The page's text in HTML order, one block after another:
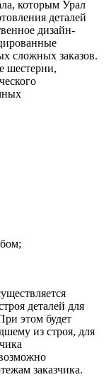
которым Урал
деталей
дизайн-
сложных заказов.
шестерни,
деталей для
этом будет
из строя, для
заказчика.